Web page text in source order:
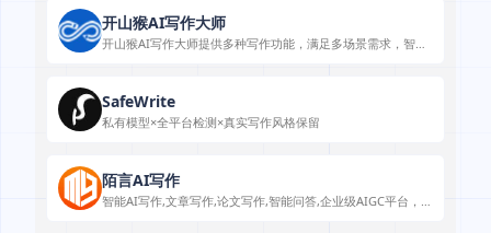
开山猴AI写作大师
开山猴AI写作大师提供多种写作功能，满足多场景需求，智能
SafeWrite
私有模型×全平台检测×真实写作风格保留
陌言AI写作
智能AI写作,文章写作,论文写作,智能问答,企业级AIGC平台，专